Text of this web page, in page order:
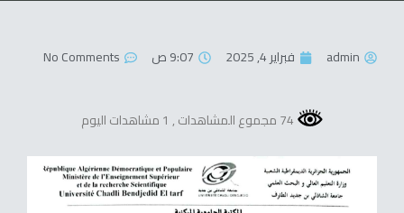
admin فبراير 4, 2025 9:07 ص No Comments
, 1 مشاهدات اليوم